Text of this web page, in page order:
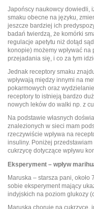
Japońscy naukowcy dowiedli,
smaku obecne na języku,
jeszcze bardziej ich
badań twierdzą, że komórki
regulacje apetytu niż dotąd
konopie) możemy wpływać
przejadania się, i co za tym
Jednak receptory smaku
wpływają między innymi na
pokarmowych oraz
receptory to istnieją bardzo
nowych leków do walki np. z
Na podstawie własnych
znalezionych w sieci mam
rzeczywiście wpływa na
insuliny. Poniżej
cukrzycę dotyczące wpływu
Eksperyment – wpływ
Maruska – starsza pani, około
sobie eksperyment mający
indyjskich na poziom glukozy
Maruska choruje na cukrzycę,